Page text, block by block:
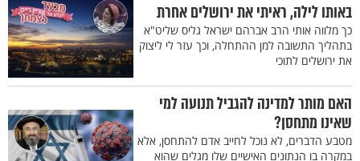
באותו לילה, ראיתי את ירושלים אחרת
כך מלווה אותי הרב אברהם ישראל גליס שליט"א
בתהליך התשובה למן ההתחלה, וכך עזר לי ליצוק
את ירושלים לתוכי
האם מותר למדינה להגביל תנועה למי
שאינו מתחסן?
מטבע הדברים, לא נוכל לחייב אדם להתחסן, אלא
במקרה בו הנתונים האישיים שלו מגלים שהוא